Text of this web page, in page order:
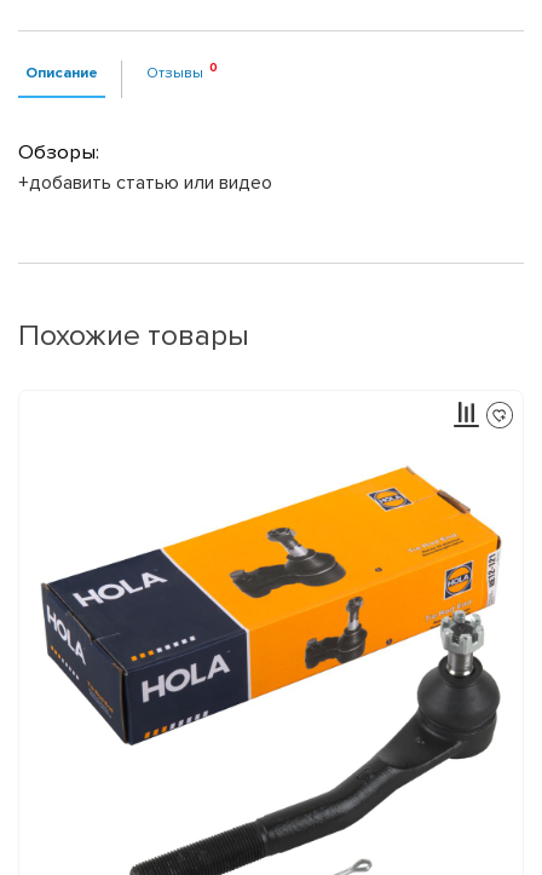
Описание Отзывы
Обзоры:
+добавить статью или видео
Похожие товары